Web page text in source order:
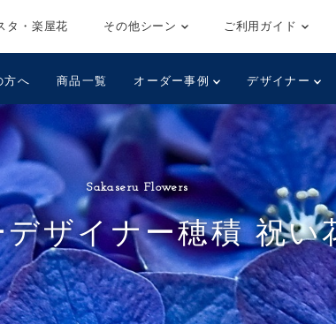
タ・楽屋花 その他シーン ご利用ガイド
方へ 商品一覧 オーダー事例 デザイナー
Sakaseru Flowers
ザイナー穂積 祝い